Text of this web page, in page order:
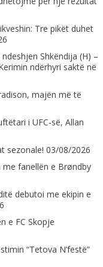
Tre pikët duhet
Shkëndija (H) –
ndërhyri saktë në
majën më të
i UFC-së, Allan
sezonale! 03/08/2026
fanellën e Brøndby
debutoi me ekipin e
e FC Skopje
“Tetova N’festë”